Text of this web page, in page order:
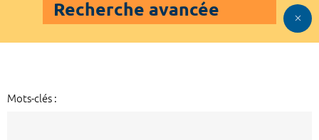
Recherche avancée
Mots-clés :